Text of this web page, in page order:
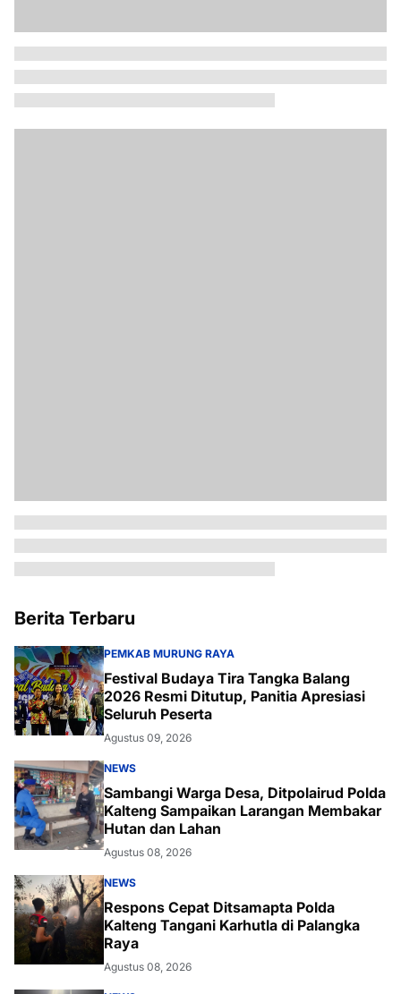
Berita Terbaru
PEMKAB MURUNG RAYA
Festival Budaya Tira Tangka Balang
2026 Resmi Ditutup, Panitia Apresiasi
Seluruh Peserta
Agustus 09, 2026
NEWS
Sambangi Warga Desa, Ditpolairud Polda
Kalteng Sampaikan Larangan Membakar
Hutan dan Lahan
Agustus 08, 2026
NEWS
Respons Cepat Ditsamapta Polda
Kalteng Tangani Karhutla di Palangka
Raya
Agustus 08, 2026